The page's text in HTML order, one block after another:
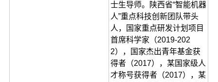
士生导师。陕西省“智能机器
人”重点科技创新团队带头
人，国家重点研发计划项目
首席科学家（2019-202
2），国家杰出青年基金获
得者（2017），某国家级人
才称号获得者（2017），某